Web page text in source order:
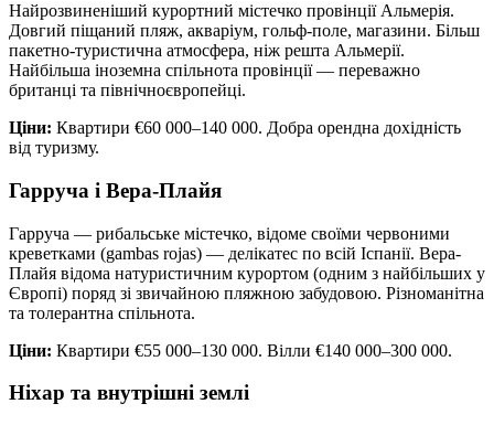
Найрозвиненіший курортний містечко провінції Альмерія.
Довгий піщаний пляж, акваріум, гольф-поле, магазини. Більш
пакетно-туристична атмосфера, ніж решта Альмерії.
Найбільша іноземна спільнота провінції — переважно
британці та північноєвропейці.
Ціни: Квартири €60 000–140 000. Добра орендна дохідність
від туризму.
Гарруча і Вера-Плайя
Гарруча — рибальське містечко, відоме своїми червоними
креветками (gambas rojas) — делікатес по всій Іспанії. Вера-
Плайя відома натуристичним курортом (одним з найбільших у
Європі) поряд зі звичайною пляжною забудовою. Різноманітна
та толерантна спільнота.
Ціни: Квартири €55 000–130 000. Вілли €140 000–300 000.
Ніхар та внутрішні землі